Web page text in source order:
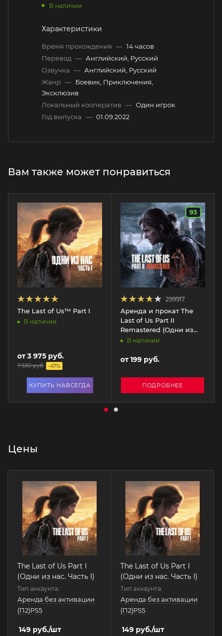
В наличии
Характеристики
Время прохождения — 14 часов
Перевод — Английский, Русский
Озвучка — Английский, Русский
Жанр — Боевик, Приключения,
Эксклюзив
Локальный кооператив — Один игрок
Год выпуска — 01.09.2022
Вам также может понравиться
The Last of Us™ Part I
В наличии
от3 975 руб.
7 530 руб. -47%
КУПИТЬ НАВСЕГДА
93
299917
Аренда и прокат The
Last of Us Part II
Remastered (Одни из
нас. Часть II) для PS5
В наличии
от199 руб.
ПОДРОБНЕЕ
Цены
The Last of Us Part I
(Одни из нас. Часть I)
Тип аккаунта:
Аренда без активации
(П2)PS5
149 руб./шт
The Last of Us Part I
(Одни из нас. Часть I)
Тип аккаунта:
Аренда без активации
(П2)PS5
149 руб./шт